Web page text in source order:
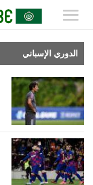
الدوري الإسباني